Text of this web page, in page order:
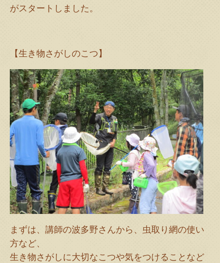
がスタートしました。
【生き物さがしのこつ】
まずは、講師の波多野さんから、虫取り網の使い
方など、
生き物さがしに大切なこつや気をつけることなど